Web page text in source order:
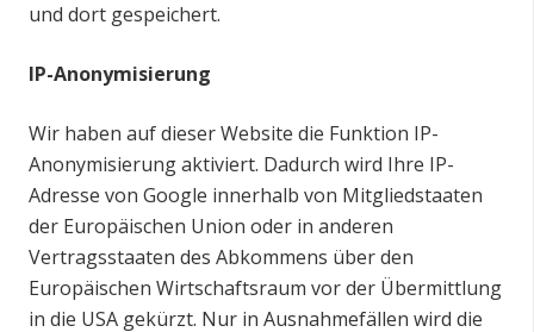
und dort gespeichert.
IP-Anonymisierung
Wir haben auf dieser Website die Funktion IP-
Anonymisierung aktiviert. Dadurch wird Ihre IP-
Adresse von Google innerhalb von Mitgliedstaaten
der Europäischen Union oder in anderen
Vertragsstaaten des Abkommens über den
Europäischen Wirtschaftsraum vor der Übermittlung
in die USA gekürzt. Nur in Ausnahmefällen wird die